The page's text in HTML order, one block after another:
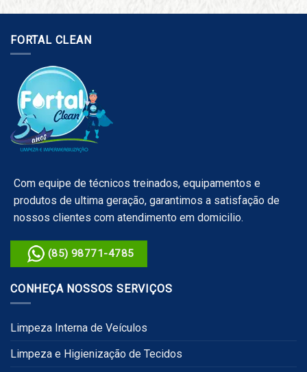
FORTAL CLEAN
Com equipe de técnicos treinados, equipamentos e
produtos de ultima geração, garantimos a satisfação de
nossos clientes com atendimento em domicilio.
(85) 98771-4785
CONHEÇA NOSSOS SERVIÇOS
Limpeza Interna de Veículos
Limpeza e Higienização de Tecidos